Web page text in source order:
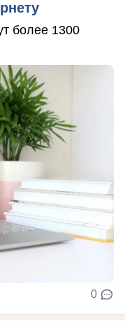
более 1300
0